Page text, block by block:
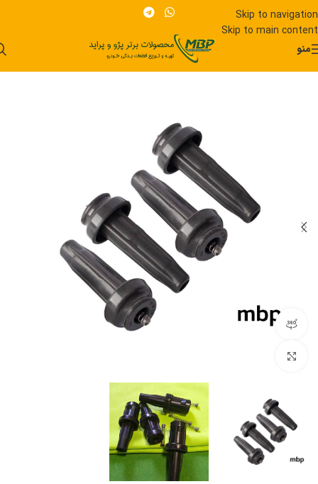
Skip to navigation
Skip to main content
منو
مشاهده 360 درجه